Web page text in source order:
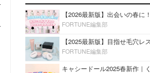
FORTUNE編集部
FORTUNE編集部